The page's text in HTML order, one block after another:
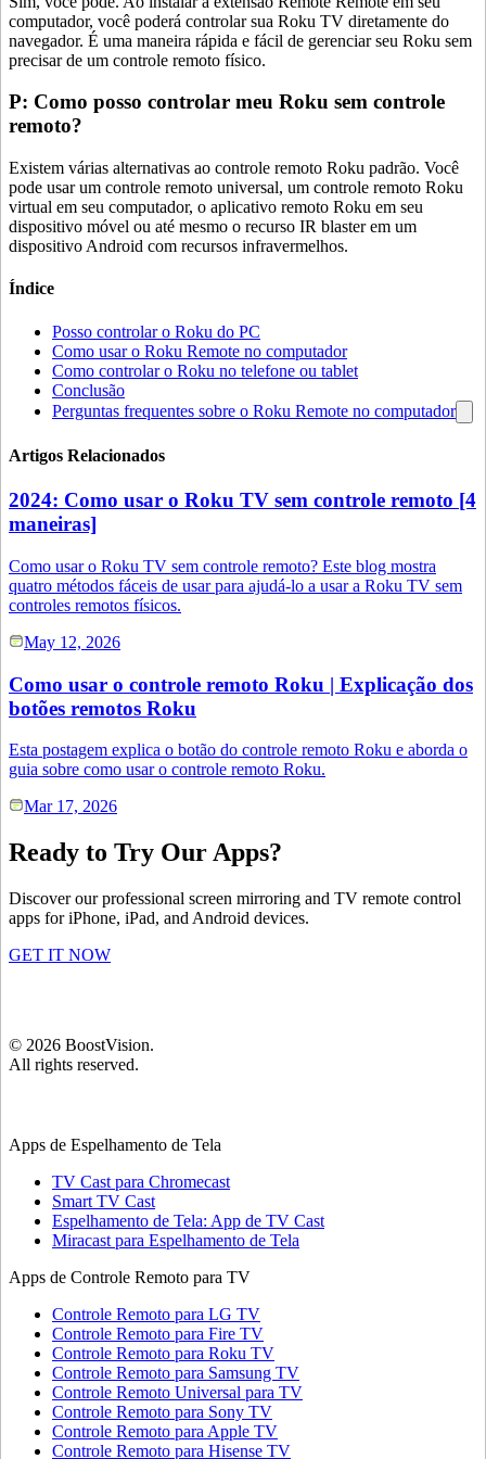
computador, você poderá controlar sua Roku TV diretamente do
navegador. É uma maneira rápida e fácil de gerenciar seu Roku sem
precisar de um controle remoto físico.
P: Como posso controlar meu Roku sem controle
remoto?
Existem várias alternativas ao controle remoto Roku padrão. Você
pode usar um controle remoto universal, um controle remoto Roku
virtual em seu computador, o aplicativo remoto Roku em seu
dispositivo móvel ou até mesmo o recurso IR blaster em um
dispositivo Android com recursos infravermelhos.
Índice
Posso controlar o Roku do PC
Como usar o Roku Remote no computador
Como controlar o Roku no telefone ou tablet
Conclusão
Perguntas frequentes sobre o Roku Remote no computador
Artigos Relacionados
2024: Como usar o Roku TV sem controle remoto [4
maneiras]
Como usar o Roku TV sem controle remoto? Este blog mostra
quatro métodos fáceis de usar para ajudá-lo a usar a Roku TV sem
controles remotos físicos.
May 12, 2026
Como usar o controle remoto Roku | Explicação dos
botões remotos Roku
Esta postagem explica o botão do controle remoto Roku e aborda o
guia sobre como usar o controle remoto Roku.
Mar 17, 2026
Ready to Try Our Apps?
Discover our professional screen mirroring and TV remote control
apps for iPhone, iPad, and Android devices.
GET IT NOW
© 2026 BoostVision.
All rights reserved.
Apps de Espelhamento de Tela
TV Cast para Chromecast
Smart TV Cast
Espelhamento de Tela: App de TV Cast
Miracast para Espelhamento de Tela
Apps de Controle Remoto para TV
Controle Remoto para LG TV
Controle Remoto para Fire TV
Controle Remoto para Roku TV
Controle Remoto para Samsung TV
Controle Remoto Universal para TV
Controle Remoto para Sony TV
Controle Remoto para Apple TV
Controle Remoto para Hisense TV